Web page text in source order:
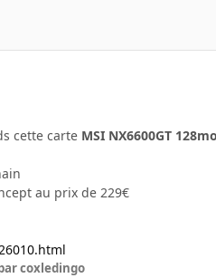
cette carte MSI NX6600GT
au prix de 229€
coxledingo